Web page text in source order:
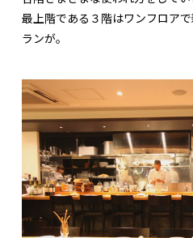
最上階である３階はワンフロア
ランが。